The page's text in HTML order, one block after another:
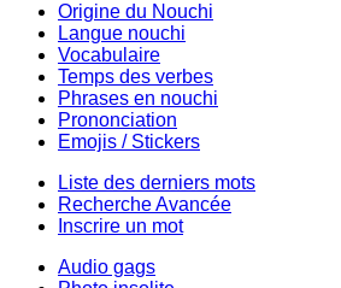
Origine du Nouchi
Langue nouchi
Vocabulaire
Temps des verbes
Phrases en nouchi
Prononciation
Emojis / Stickers
Liste des derniers mots
Recherche Avancée
Inscrire un mot
Audio gags